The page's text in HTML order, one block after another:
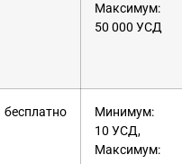
Максимум:
50 000 УСД
бесплатно
Минимум:
10 УСД,
Максимум: